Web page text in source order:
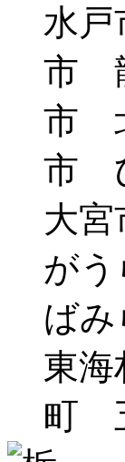
水
市
市
市
大
が
ば
東
町